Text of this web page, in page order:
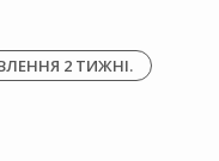
2 ТИЖНІ.